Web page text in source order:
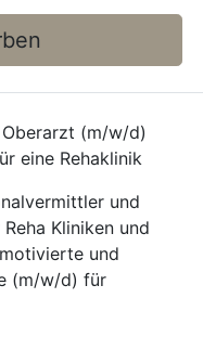
(m/w/d)
eine Rehaklinik
und
Kliniken und
und
(m/w/d) für